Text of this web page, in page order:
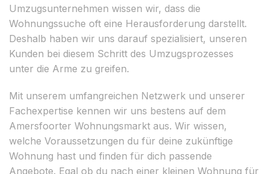
Umzugsunternehmen wissen wir, dass die
Wohnungssuche oft eine Herausforderung darstellt.
Deshalb haben wir uns darauf spezialisiert, unseren
Kunden bei diesem Schritt des Umzugsprozesses
unter die Arme zu greifen.
Mit unserem umfangreichen Netzwerk und unserer
Fachexpertise kennen wir uns bestens auf dem
Amersfoorter Wohnungsmarkt aus. Wir wissen,
welche Voraussetzungen du für deine zukünftige
Wohnung hast und finden für dich passende
Angebote. Egal ob du nach einer kleinen Wohnung für